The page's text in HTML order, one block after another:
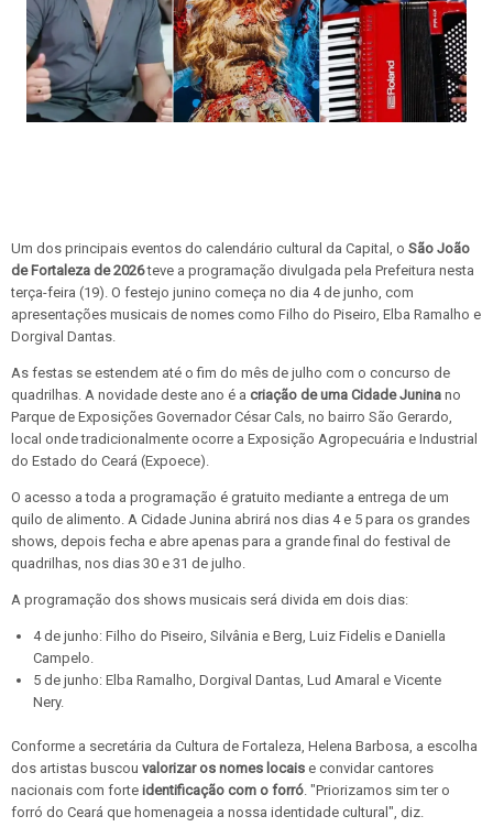
Um dos principais eventos do calendário cultural da Capital, o São João
de Fortaleza de 2026teve a programação divulgada pela Prefeitura nesta
terça-feira (19). O festejo junino começa no dia 4 de junho, com
apresentações musicais de nomes como Filho do Piseiro, Elba Ramalho e
Dorgival Dantas.
As festas se estendem até o fim do mês de julho com o concurso de
quadrilhas. A novidade deste ano é a criação de uma Cidade Junina no
Parque de Exposições Governador César Cals, no bairro São Gerardo,
local onde tradicionalmente ocorre a Exposição Agropecuária e Industrial
do Estado do Ceará (Expoece).
O acesso a toda a programação é gratuito mediante a entrega de um
quilo de alimento. A Cidade Junina abrirá nos dias 4 e 5 para os grandes
shows, depois fecha e abre apenas para a grande final do festival de
quadrilhas, nos dias 30 e 31 de julho.
A programação dos shows musicais será divida em dois dias:
4 de junho: Filho do Piseiro, Silvânia e Berg, Luiz Fidelis e Daniella
Campelo.
5 de junho: Elba Ramalho, Dorgival Dantas, Lud Amaral e Vicente
Nery.
Conforme a secretária da Cultura de Fortaleza, Helena Barbosa, a escolha
dos artistas buscou valorizar os nomes locais e convidar cantores
nacionais com forte identificação com o forró. "Priorizamos sim ter o
forró do Ceará que homenageia a nossa identidade cultural", diz.